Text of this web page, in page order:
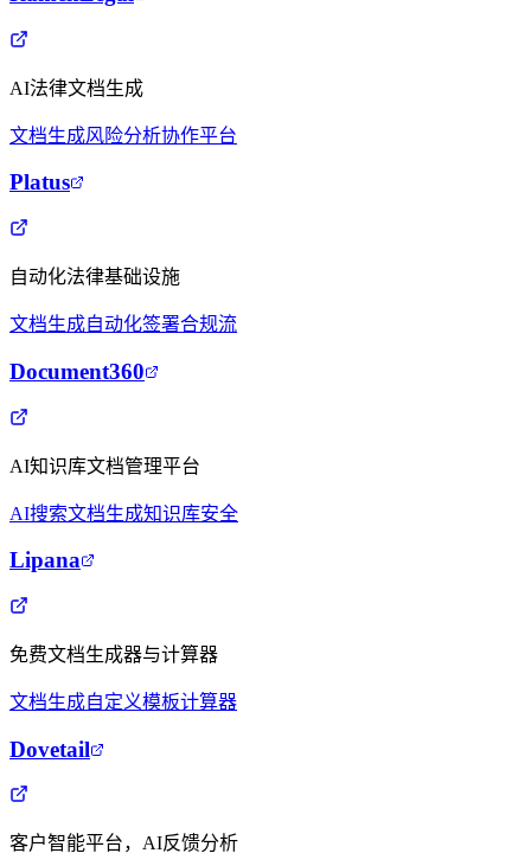
AI法律文档生成
文档生成风险分析协作平台
Platus
自动化法律基础设施
文档生成自动化签署合规流
Document360
AI知识库文档管理平台
AI搜索文档生成知识库安全
Lipana
免费文档生成器与计算器
文档生成自定义模板计算器
Dovetail
客户智能平台，AI反馈分析